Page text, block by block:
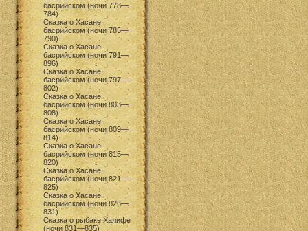
басрийском (ночи 778—
784)
Сказка о Хасане
басрийском (ночи 785—
790)
Сказка о Хасане
басрийском (ночи 791—
896)
Сказка о Хасане
басрийском (ночи 797—
802)
Сказка о Хасане
басрийском (ночи 803—
808)
Сказка о Хасане
басрийском (ночи 809—
814)
Сказка о Хасане
басрийском (ночи 815—
820)
Сказка о Хасане
басрийском (ночи 821—
825)
Сказка о Хасане
басрийском (ночи 826—
831)
Сказка о рыбаке Халифе
(ночи 831—835)